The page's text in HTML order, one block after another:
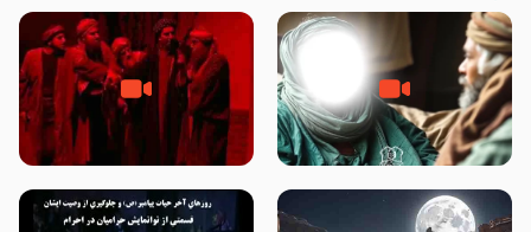
وصیتی که نوشته نشد (حدیث
قرطاس)
قسمتی از نوا نمایش بیرق ماندگار
بیان توطئه های منافقین پیش از
و آله